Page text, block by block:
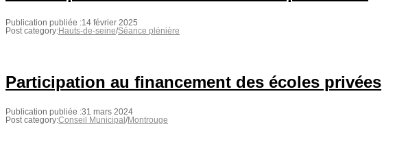
Publication publiée :14 février 2025
Post category:Hauts-de-seine/Séance plénière
Participation au financement des écoles privées
Publication publiée :31 mars 2024
Post category:Conseil Municipal /Montrouge